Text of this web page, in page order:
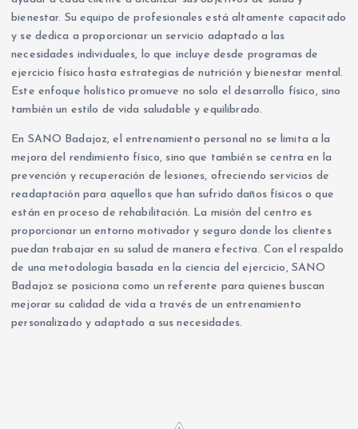
bienestar. Su equipo de profesionales está altamente capacitado
y se dedica a proporcionar un servicio adaptado a las
necesidades individuales, lo que incluye desde programas de
ejercicio físico hasta estrategias de nutrición y bienestar mental.
Este enfoque holístico promueve no solo el desarrollo físico, sino
también un estilo de vida saludable y equilibrado.
En SANO Badajoz, el entrenamiento personal no se limita a la
mejora del rendimiento físico, sino que también se centra en la
prevención y recuperación de lesiones, ofreciendo servicios de
readaptación para aquellos que han sufrido daños físicos o que
están en proceso de rehabilitación. La misión del centro es
proporcionar un entorno motivador y seguro donde los clientes
puedan trabajar en su salud de manera efectiva. Con el respaldo
de una metodología basada en la ciencia del ejercicio, SANO
Badajoz se posiciona como un referente para quienes buscan
mejorar su calidad de vida a través de un entrenamiento
personalizado y adaptado a sus necesidades.